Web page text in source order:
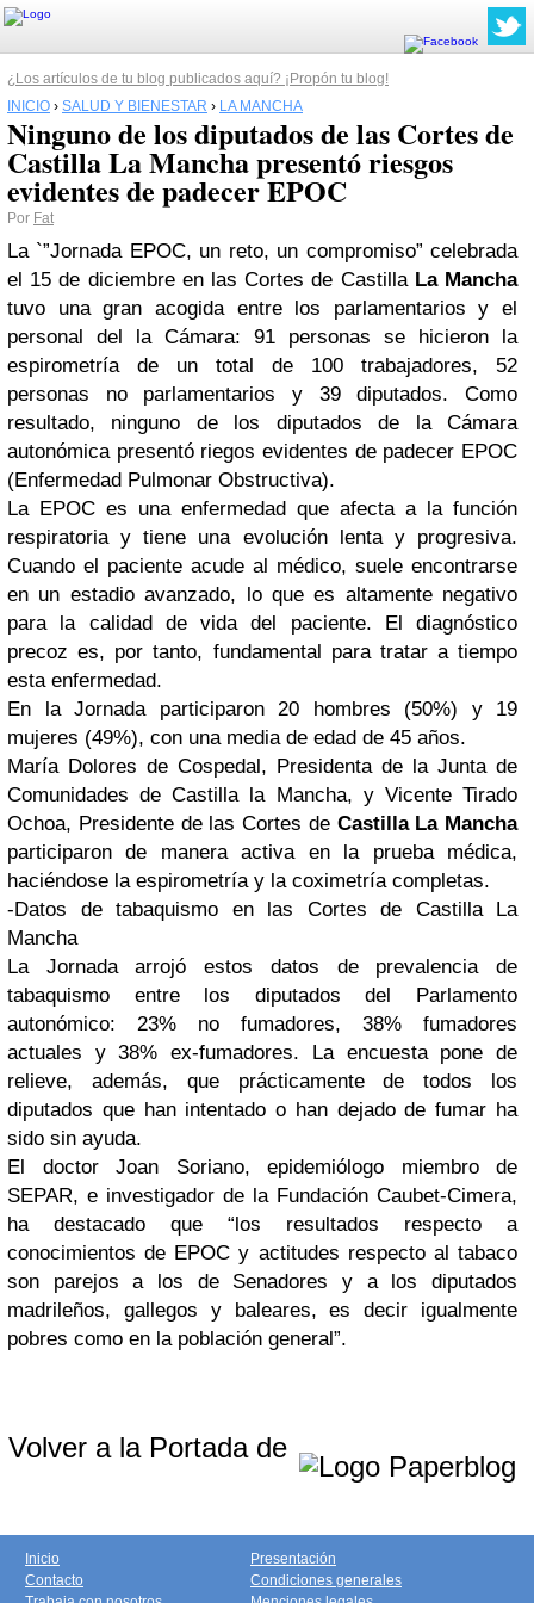
¿Los artículos de tu blog publicados aquí? ¡Propón tu blog!
INICIO › SALUD Y BIENESTAR › LA MANCHA
Ninguno de los diputados de las Cortes de
Castilla La Mancha presentó riesgos
evidentes de padecer EPOC
Por Fat
La `”Jornada EPOC, un reto, un compromiso” celebrada
el 15 de diciembre en las Cortes de Castilla La Mancha
tuvo una gran acogida entre los parlamentarios y el
personal del la Cámara: 91 personas se hicieron la
espirometría de un total de 100 trabajadores, 52
personas no parlamentarios y 39 diputados. Como
resultado, ninguno de los diputados de la Cámara
autonómica presentó riegos evidentes de padecer EPOC
(Enfermedad Pulmonar Obstructiva).
La EPOC es una enfermedad que afecta a la función
respiratoria y tiene una evolución lenta y progresiva.
Cuando el paciente acude al médico, suele encontrarse
en un estadio avanzado, lo que es altamente negativo
para la calidad de vida del paciente. El diagnóstico
precoz es, por tanto, fundamental para tratar a tiempo
esta enfermedad.
En la Jornada participaron 20 hombres (50%) y 19
mujeres (49%), con una media de edad de 45 años.
María Dolores de Cospedal, Presidenta de la Junta de
Comunidades de Castilla la Mancha, y Vicente Tirado
Ochoa, Presidente de las Cortes de Castilla La Mancha
participaron de manera activa en la prueba médica,
haciéndose la espirometría y la coximetría completas.
-Datos de tabaquismo en las Cortes de Castilla La
Mancha
La Jornada arrojó estos datos de prevalencia de
tabaquismo entre los diputados del Parlamento
autonómico: 23% no fumadores, 38% fumadores
actuales y 38% ex-fumadores. La encuesta pone de
relieve, además, que prácticamente de todos los
diputados que han intentado o han dejado de fumar ha
sido sin ayuda.
El doctor Joan Soriano, epidemiólogo miembro de
SEPAR, e investigador de la Fundación Caubet-Cimera,
ha destacado que “los resultados respecto a
conocimientos de EPOC y actitudes respecto al tabaco
son parejos a los de Senadores y a los diputados
madrileños, gallegos y baleares, es decir igualmente
pobres como en la población general”.
Volver a la Portada de
Inicio
Contacto
Presentación
Condiciones generales